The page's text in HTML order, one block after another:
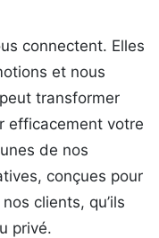
connectent. Elles
et nous
transformer
efficacement votre
de nos
conçues pour
clients, qu’ils
privé.